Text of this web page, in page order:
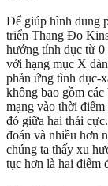
Để giúp hình dung
triển Thang Đo
hướng tính dục từ 0
với hạng mục X
phản ứng tình dục-
không bao gồm
mạng vào thời
đó giữa hai thái
đoán và nhiều hơn
chúng ta thấy xu
tục hơn là hai điểm